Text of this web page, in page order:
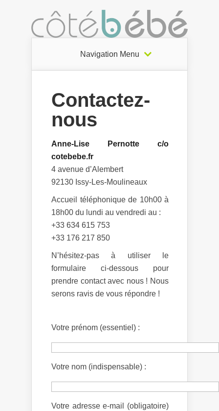
Navigation Menu
Contactez-
nous
Anne-Lise Pernotte c/o
cotebebe.fr
4 avenue d’Alembert
92130 Issy-Les-Moulineaux
Accueil téléphonique de 10h00 à
18h00 du lundi au vendredi au :
+33 634 615 753
+33 176 217 850
N’hésitez-pas à utiliser le
formulaire ci-dessous pour
prendre contact avec nous ! Nous
serons ravis de vous répondre !
Votre prénom (essentiel) :
Votre nom (indispensable) :
Votre adresse e-mail (obligatoire)